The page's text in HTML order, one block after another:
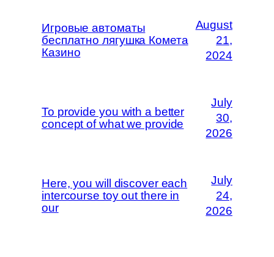
Игровые автоматы
бесплатно лягушка Комета
Казино
August
21,
2024
To provide you with a better
concept of what we provide
July
30,
2026
Here, you will discover each
intercourse toy out there in
our
July
24,
2026